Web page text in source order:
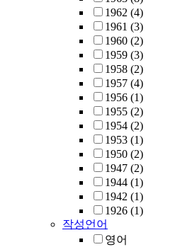
1962 (4)
1961 (3)
1960 (2)
1959 (3)
1958 (2)
1957 (4)
1956 (1)
1955 (2)
1954 (2)
1953 (1)
1950 (2)
1947 (2)
1944 (1)
1942 (1)
1926 (1)
작성언어
영어